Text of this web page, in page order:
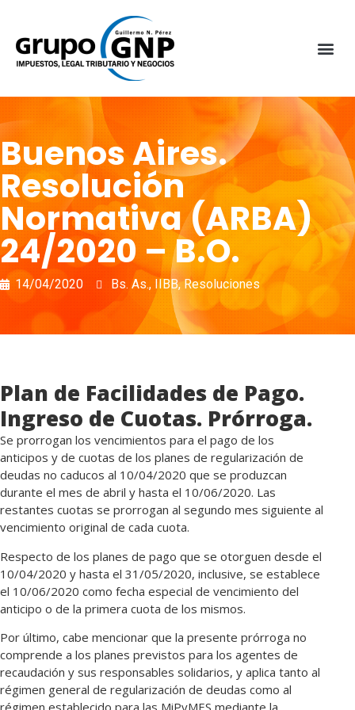
Buenos Aires.
Resolución
Normativa (ARBA)
24/2020 – B.O.
14/04/2020 Bs. As., IIBB,Resoluciones
Plan de Facilidades de Pago.
Ingreso de Cuotas. Prórroga.
Se prorrogan los vencimientos para el pago de los
anticipos y de cuotas de los planes de regularización de
deudas no caducos al 10/04/2020 que se produzcan
durante el mes de abril y hasta el 10/06/2020. Las
restantes cuotas se prorrogan al segundo mes siguiente al
vencimiento original de cada cuota.
Respecto de los planes de pago que se otorguen desde el
10/04/2020 y hasta el 31/05/2020, inclusive, se establece
el 10/06/2020 como fecha especial de vencimiento del
anticipo o de la primera cuota de los mismos.
Por último, cabe mencionar que la presente prórroga no
comprende a los planes previstos para los agentes de
recaudación y sus responsables solidarios, y aplica tanto al
régimen general de regularización de deudas como al